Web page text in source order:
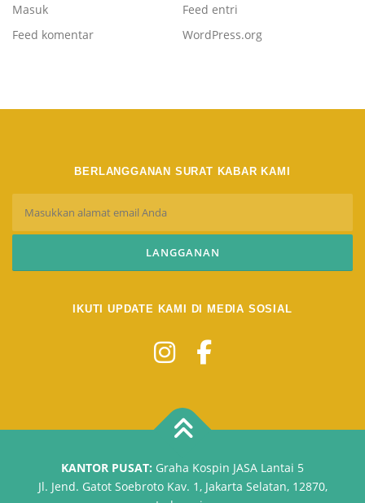
Masuk
Feed entri
Feed komentar
WordPress.org
BERLANGGANAN SURAT KABAR KAMI
IKUTI UPDATE KAMI DI MEDIA SOSIAL
KANTOR PUSAT: Graha Kospin JASA Lantai 5
Jl. Jend. Gatot Soebroto Kav. 1, Jakarta Selatan, 12870,